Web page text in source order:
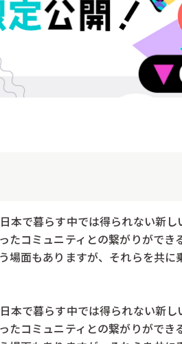
本で暮らす中では得られない新
たコミュニティとの繋がりができ
場面もありますが、それらを共
本で暮らす中では得られない新
たコミュニティとの繋がりができ